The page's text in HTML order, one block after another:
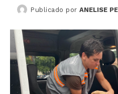
Publicado por ANELISE